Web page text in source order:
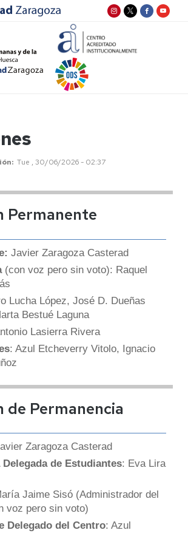
Tue , 30/06/2026 - 02:37
Permanente
Javier Zaragoza Casterad
(con voz pero sin voto): Raquel
Lucha López, José D. Dueñas
Bestué Laguna
Lasierra Rivera
: Azul Etcheverry Vitolo, Ignacio
de Permanencia
Zaragoza Casterad
Delegada de Estudiantes: Eva Lira
Jaime Sisó (Administrador del
voz pero sin voto)
Delegado del Centro: Azul